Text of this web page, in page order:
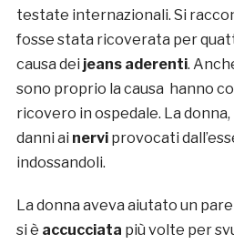
testate internazionali. Si
fosse stata ricoverata per
causa dei jeans aderenti.
sono proprio la causa hanno
ricovero in ospedale. La
danni ai nerviprovocati
indossandoli.
La donna aveva aiutato un
si è accucciata più volte per